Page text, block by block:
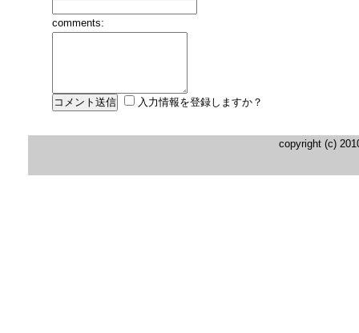
comments:
入力情報を登録しますか？
copyright (c)